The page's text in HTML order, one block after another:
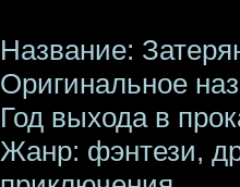
Название:
Оригинальное
Год выхода в
Жанр: фэнтези,